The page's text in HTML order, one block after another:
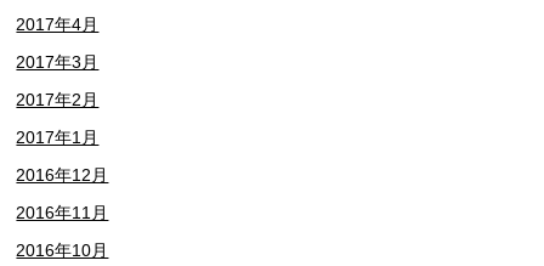
2017年4月
2017年3月
2017年2月
2017年1月
2016年12月
2016年11月
2016年10月